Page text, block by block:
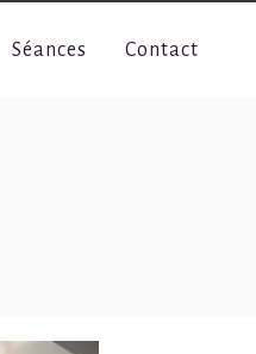
Séances Contact